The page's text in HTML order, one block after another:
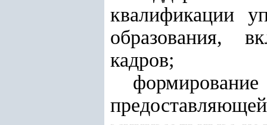
квалификации
образования,
кадров;